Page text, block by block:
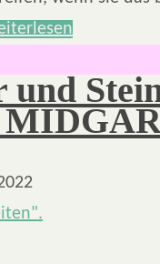
und